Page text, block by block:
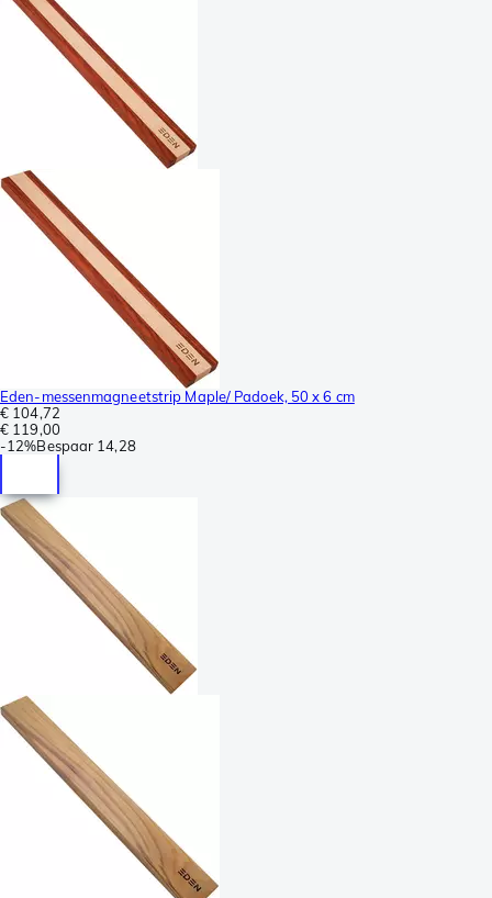
Eden-messenmagneetstrip Maple/ Padoek, 50 x 6 cm
€ 104,72
€ 119,00
-12%Bespaar 14,28